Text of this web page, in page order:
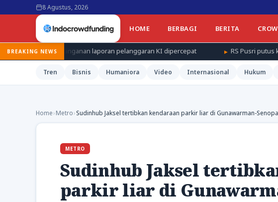
8 Agustus, 2026
HOME BERBAGI BERITA
BREAKING NEWSlaporan pelanggaran KI dipercepat RS Pusri putus kerja sama
Tren Bisnis Humaniora Video Internasional Hukum
Home›Metro›Sudinhub Jaksel tertibkan kendaraan parkir liar di Gunawarman-
METRO
Sudinhub Jaksel
parkir liar di